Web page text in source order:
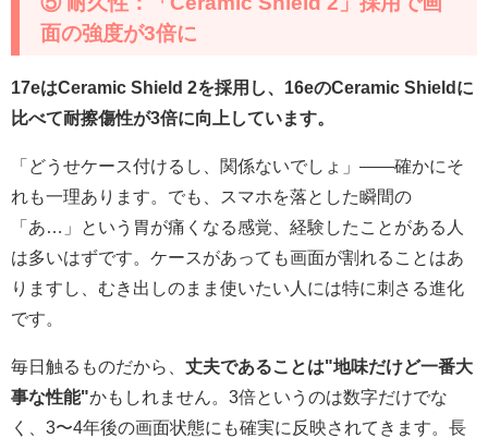
面の強度が3倍に
17eはCeramic Shield 2を採用し、16eのCeramic Shieldに
比べて耐擦傷性が3倍に向上しています。
「どうせケース付けるし、関係ないでしょ」——確かにそ
れも一理あります。でも、スマホを落とした瞬間の
「あ…」という胃が痛くなる感覚、経験したことがある人
は多いはずです。ケースがあっても画面が割れることはあ
りますし、むき出しのまま使いたい人には特に刺さる進化
です。
毎日触るものだから、 丈夫であることは"地味だけど一番大
事な性能"かもしれません。3倍というのは数字だけでな
く、3〜4年後の画面状態にも確実に反映されてきます。長